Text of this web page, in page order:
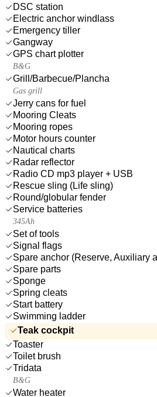
DSC station
Electric anchor windlass
Emergency tiller
Gangway
GPS chart plotter
B&G
Grill/Barbecue/Plancha
Gas grill
Jerry cans for fuel
Mooring Cleats
Mooring ropes
Motor hours counter
Nautical charts
Radar reflector
Radio CD mp3 player + USB
Rescue sling (Life sling)
Round/globular fender
Service batteries
345Ah
Set of tools
Signal flags
Spare anchor (Reserve, Auxiliary
Spare parts
Sponge
Spring cleats
Start battery
Swimming ladder
Teak cockpit
Toaster
Toilet brush
Tridata
B&G
Water heater